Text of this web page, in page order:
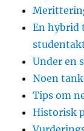
En hybrid
Under en
Noen
Tips om
Historisk